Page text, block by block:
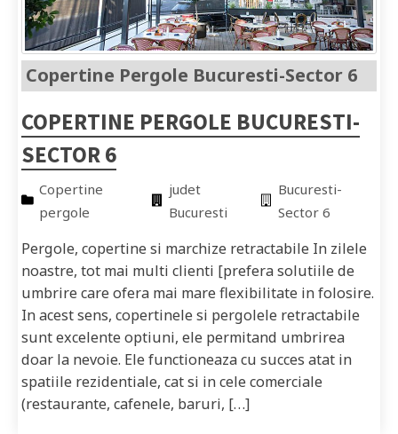
Copertine Pergole Bucuresti-Sector 6
COPERTINE PERGOLE BUCURESTI-
SECTOR 6
Copertine
pergole
judet
Bucuresti
Bucuresti-
Sector 6
Pergole, copertine si marchize retractabile In zilele
noastre, tot mai multi clienti [prefera solutiile de
umbrire care ofera mai mare flexibilitate in folosire.
In acest sens, copertinele si pergolele retractabile
sunt excelente optiuni, ele permitand umbrirea
doar la nevoie. Ele functioneaza cu succes atat in
spatiile rezidentiale, cat si in cele comerciale
(restaurante, cafenele, baruri, […]